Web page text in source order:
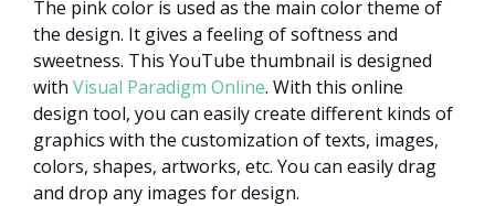
The pink color is used as the main color theme of
the design. It gives a feeling of softness and
sweetness. This YouTube thumbnail is designed
with Visual Paradigm Online. With this online
design tool, you can easily create different kinds of
graphics with the customization of texts, images,
colors, shapes, artworks, etc. You can easily drag
and drop any images for design.